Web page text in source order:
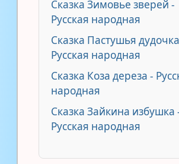
Сказка Зимовье зверей -
Русская народная
Сказка Пастушья
Русская народная
Сказка Коза дереза -
народная
Сказка Зайкина избушка
Русская народная